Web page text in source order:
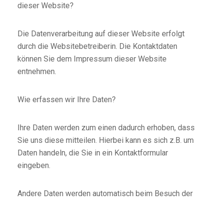
dieser Website?
Die Datenverarbeitung auf dieser Website erfolgt
durch die Websitebetreiberin. Die Kontaktdaten
können Sie dem Impressum dieser Website
entnehmen.
Wie erfassen wir Ihre Daten?
Ihre Daten werden zum einen dadurch erhoben, dass
Sie uns diese mitteilen. Hierbei kann es sich z.B. um
Daten handeln, die Sie in ein Kontaktformular
eingeben.
Andere Daten werden automatisch beim Besuch der